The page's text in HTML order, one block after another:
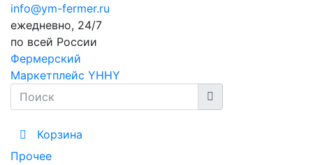
info@ym-fermer.ru
ежедневно, 24/7
по всей России
Фермерский
Маркетплейс YHHY
Корзина
Прочее